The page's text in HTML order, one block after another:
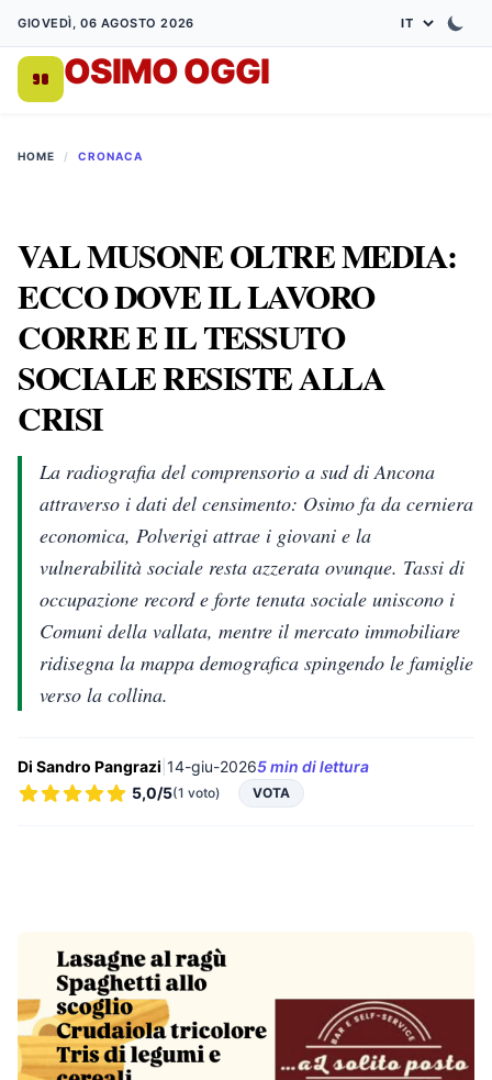
GIOVEDÌ, 06 AGOSTO 2026
OSIMO OGGI
HOME / CRONACA
VAL MUSONE OLTRE MEDIA:
ECCO DOVE IL LAVORO
CORRE E IL TESSUTO
SOCIALE RESISTE ALLA
CRISI
La radiografia del comprensorio a sud di Ancona
attraverso i dati del censimento: Osimo fa da cerniera
economica, Polverigi attrae i giovani e la
vulnerabilità sociale resta azzerata ovunque. Tassi di
occupazione record e forte tenuta sociale uniscono i
Comuni della vallata, mentre il mercato immobiliare
ridisegna la mappa demografica spingendo le famiglie
verso la collina.
Di Sandro Pangrazi 14-giu-20265 min di lettura
5,0/5(1 voto) VOTA